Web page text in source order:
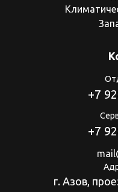
+7
+7
г. Азов,